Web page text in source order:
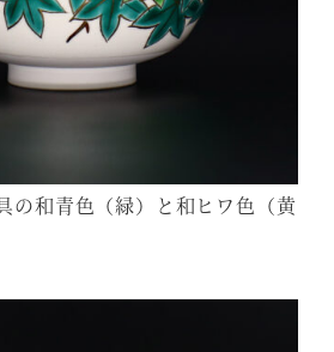
の和青色（緑）と和ヒワ色（黄